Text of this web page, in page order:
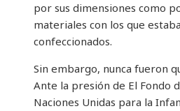
por sus dimensiones como
materiales con los que
confeccionados.
Sin embargo, nunca fueron
Ante la presión de El Fondo
Naciones Unidas para la